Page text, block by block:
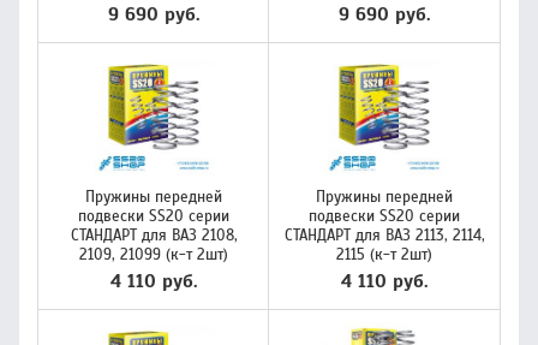
9 690 руб. 9 690 руб.
Пружины передней
подвески SS20 серии
СТАНДАРТ для ВАЗ 2108,
2109, 21099 (к-т 2шт)
4 110 руб.
Пружины передней
подвески SS20 серии
СТАНДАРТ для ВАЗ 2113, 2114,
2115 (к-т 2шт)
4 110 руб.